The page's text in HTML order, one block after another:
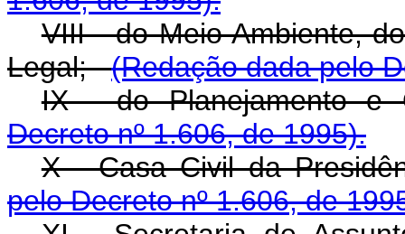
VIII - do Meio Ambiente,
Legal;(Redação dada pelo
IX - do Planejamento
Decreto nº 1.606, de 1995).
X - Casa Civil da
pelo Decreto nº 1.606, de